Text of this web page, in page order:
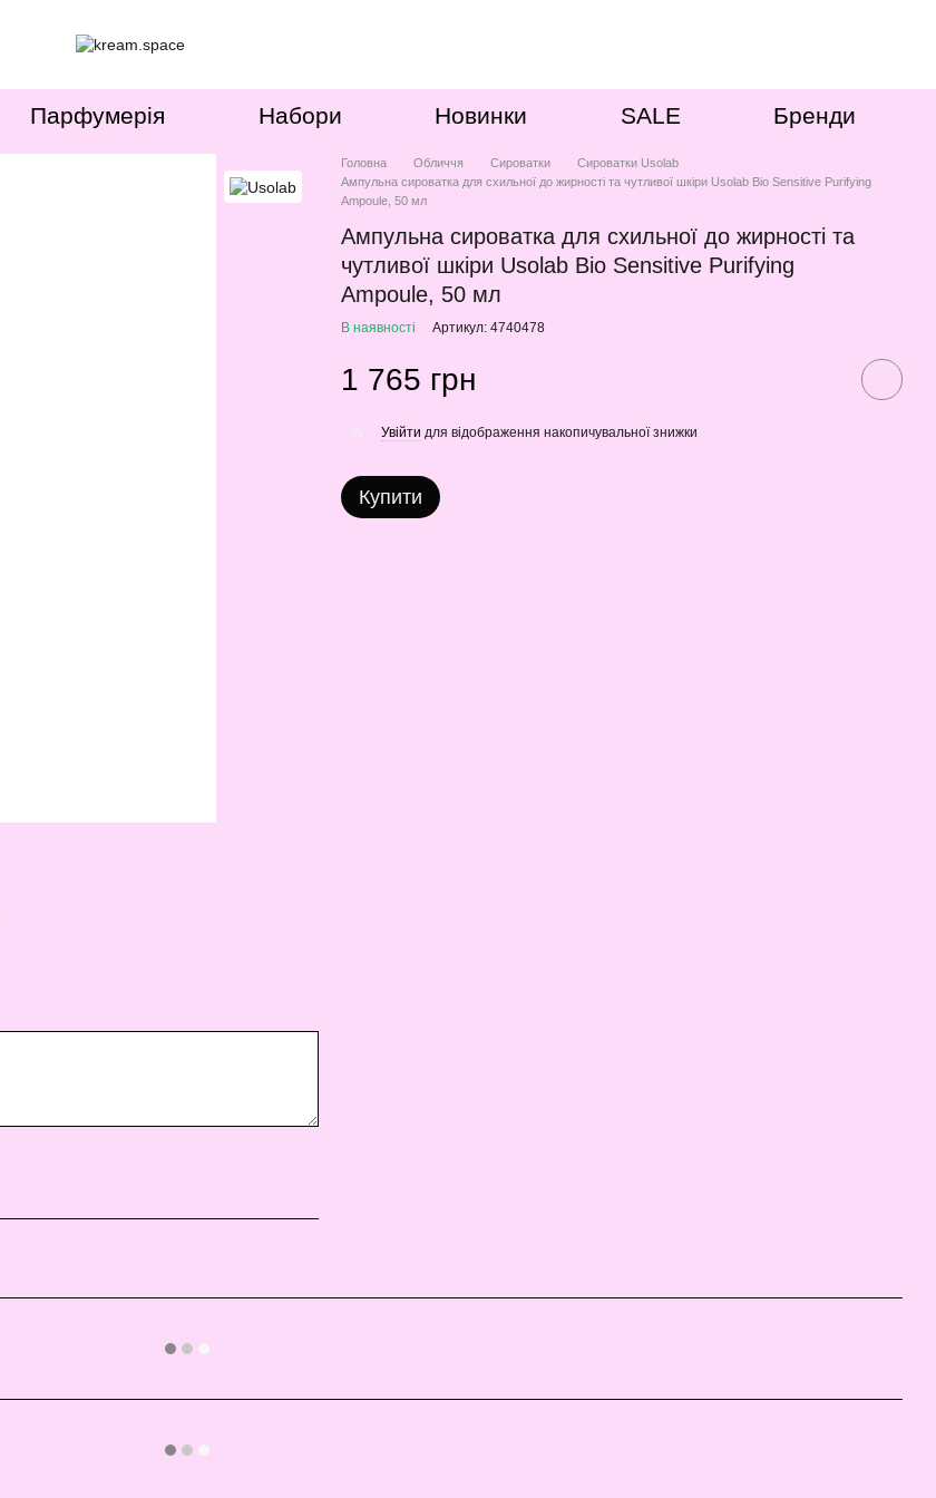
Парфумерія Набори Новинки SALE Бренди
Головна Обличчя Сироватки
Сироватки Usolab
Ампульна сироватка для схильної до жирності та чутливої шкіри Usolab Bio Sensitive Purifying
Ampoule, 50 мл
Ампульна сироватка для схильної до жирності та
чутливої шкіри Usolab Bio Sensitive Purifying
Ampoule, 50 мл
В наявності Артикул: 4740478
1 765 грн
Увійти для відображення накопичувальної знижки
Купити